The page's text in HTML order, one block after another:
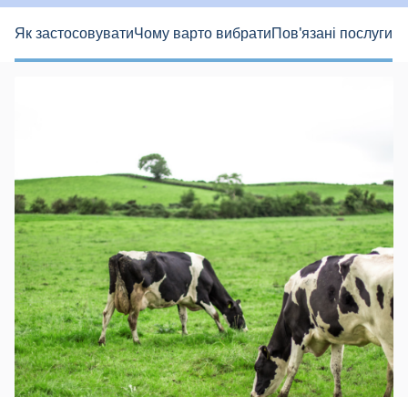
Як застосовуватиЧому варто вибратиПов'язані послуги